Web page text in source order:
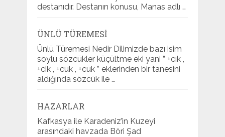
destanıdır. Destanın konusu, Manas adlı …
ÜNLÜ TÜREMESI
Ünlü Türemesi Nedir Dilimizde bazı isim
soylu sözcükler küçültme eki yani ” +cık ,
+cik , +cuk , +cük ” eklerinden bir tanesini
aldığında sözcük ile …
HAZARLAR
Kafkasya ile Karadeniz’in Kuzeyi
arasındaki havzada Böri Şad